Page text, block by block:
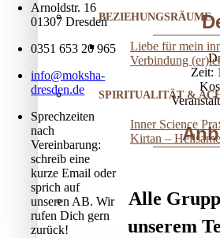
BEZIEHUNGSRÄUME
Liebe für mein
Verbindung
SPIRITUALITÄT &
Inner Science
Kirtan –
Alle
unserem
Zeit:
Arnoldstr. 16
01307 Dresden
0351 653 20 965
info@moksha-
dresden.de
Sprechzeiten
nach
Vereinbarung:
schreib eine
kurze Email oder
sprich auf
unseren AB. Wir
rufen Dich gern
zurück!